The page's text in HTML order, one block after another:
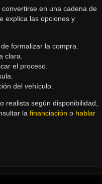
en una cadena de
explica las opciones y
formalizar la compra.
clara.
el proceso.
del vehículo.
realista según disponibilidad,
la financiación o hablar